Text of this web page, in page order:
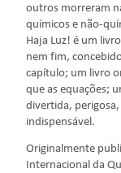
outros morreram
químicos e não-
Haja Luz! é um
nem fim,
capítulo; um livro
que as equações;
divertida,
indispensável.
Originalmente
Internacional da